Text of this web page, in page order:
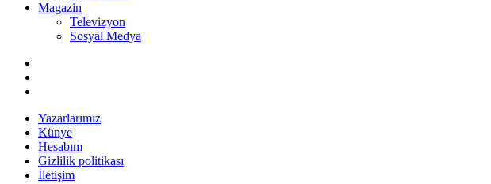
Magazin
Televizyon
Sosyal Medya
Yazarlarımız
Künye
Hesabım
Gizlilik politikası
İletişim